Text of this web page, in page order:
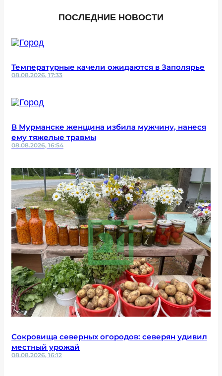
ПОСЛЕДНИЕ НОВОСТИ
Температурные качели ожидаются в Заполярье
08.08.2026, 17:33
В Мурманске женщина избила мужчину, нанеся
ему тяжелые травмы
08.08.2026, 16:54
Сокровища северных огородов: северян удивил
местный урожай
08.08.2026, 16:12